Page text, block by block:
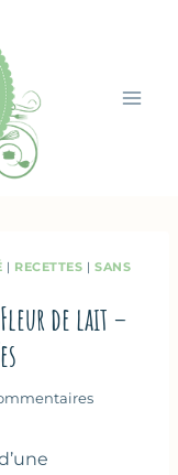
| RECETTES |SANS
de lait –